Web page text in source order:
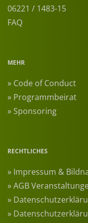
06221 / 1483-15
FAQ
MEHR
» Code of Conduct
» Programmbeirat
» Sponsoring
RECHTLICHES
» Impressum &
» AGB
»
»